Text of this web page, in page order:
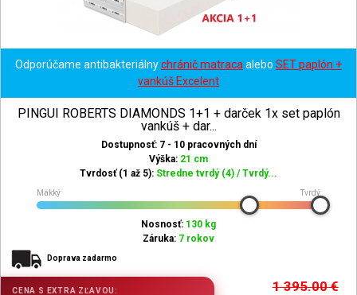
Odporúčame antibakteriálnychránič matraca alebo SET paplón +
vankúš Excelent
PINGUI ROBERTS DIAMONDS 1+1 + darček 1x set paplón
vankúš + dar...
Dostupnosť: 7 - 10 pracovných dní
Výška: 21 cm
Tvrdosť (1 až 5): Stredne tvrdý (4) / Tvrdý...
Mäkký Tvrdý
Nosnosť: 130 kg
Záruka: 7 rokov
Doprava zadarmo
1 395.00€